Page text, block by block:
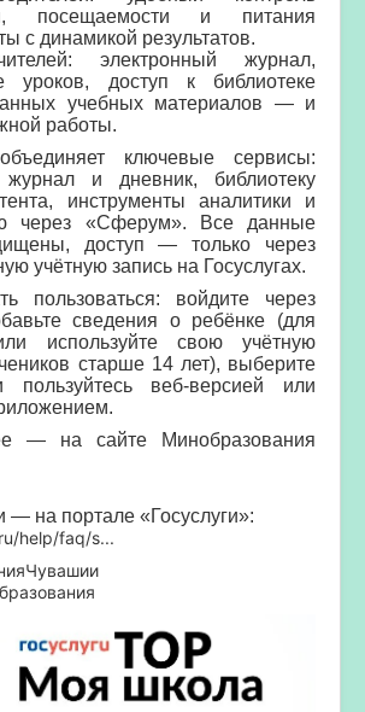
посещаемости и питания
с динамикой результатов.
электронный журнал,
уроков, доступ к библиотеке
учебных материалов — и
работы.
ключевые сервисы:
журнал и дневник, библиотеку
инструменты аналитики и
через «Сферум». Все данные
доступ — только через
учётную запись на Госуслугах.
пользоваться: войдите через
сведения о ребёнке (для
используйте свою учётную
старше 14 лет), выберите
веб‑версией или
— на сайте Минобразования
— на портале «Госуслуги»:
help/faq/s...